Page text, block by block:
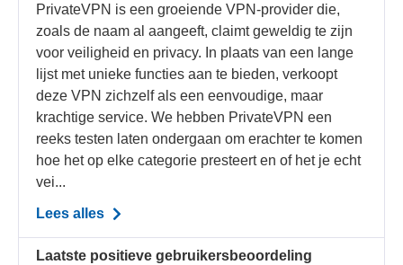
PrivateVPN is een groeiende VPN-provider die,
zoals de naam al aangeeft, claimt geweldig te zijn
voor veiligheid en privacy. In plaats van een lange
lijst met unieke functies aan te bieden, verkoopt
deze VPN zichzelf als een eenvoudige, maar
krachtige service. We hebben PrivateVPN een
reeks testen laten ondergaan om erachter te komen
hoe het op elke categorie presteert en of het je echt
vei...
Lees alles
Laatste positieve gebruikersbeoordeling